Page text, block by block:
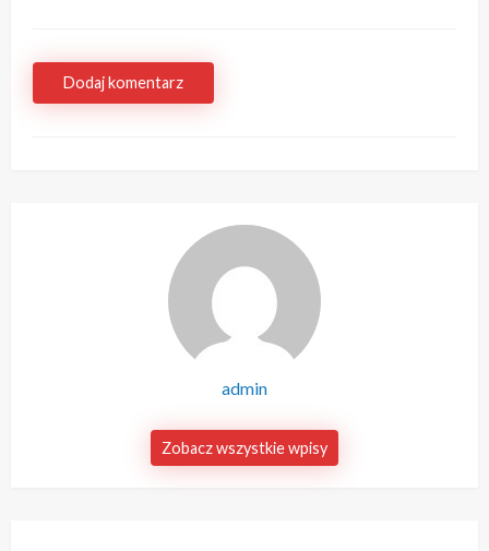
Dodaj komentarz
admin
Zobacz wszystkie wpisy